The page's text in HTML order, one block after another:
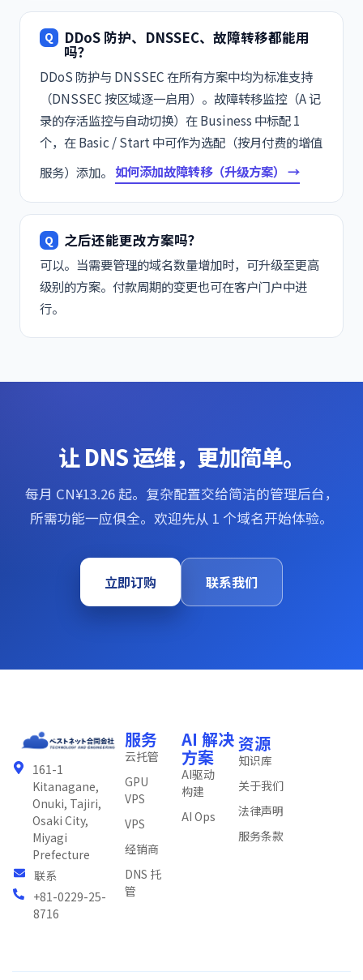
DDoS 防护、DNSSEC、故障转移都能用
吗？
DDoS 防护与 DNSSEC 在所有方案中均为标准支持
（DNSSEC 按区域逐一启用）。故障转移监控（A 记
录的存活监控与自动切换）在 Business 中标配 1
个，在 Basic / Start 中可作为选配（按月付费的增值
服务）添加。 如何添加故障转移（升级方案） →
之后还能更改方案吗？
可以。当需要管理的域名数量增加时，可升级至更高
级别的方案。付款周期的变更也可在客户门户中进
行。
让 DNS 运维，更加简单。
每月 CN¥13.26 起。复杂配置交给简洁的管理后台，
所需功能一应俱全。欢迎先从 1 个域名开始体验。
立即订购 联系我们
161-1
Kitanagane,
Onuki, Tajiri,
Osaki City,
Miyagi
Prefecture
联系
+81-0229-25-
8716
服务
云托管
GPU
VPS
VPS
经销商
DNS 托
管
AI 解决
方案
AI驱动
构建
AI Ops
资源
知识库
关于我们
法律声明
服务条款